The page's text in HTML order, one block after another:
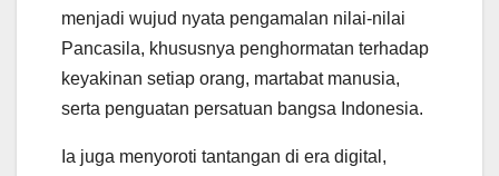
menjadi wujud nyata pengamalan nilai-nilai
Pancasila, khususnya penghormatan terhadap
keyakinan setiap orang, martabat manusia,
serta penguatan persatuan bangsa Indonesia.
Ia juga menyoroti tantangan di era digital,